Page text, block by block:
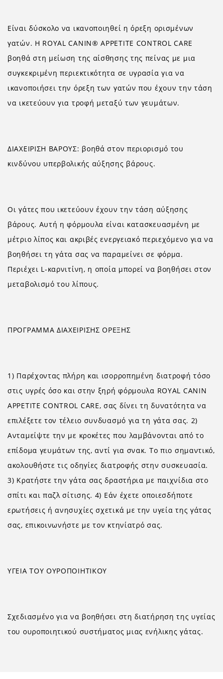
Είναι δύσκολο να ικανοποιηθεί η όρεξη ορισμένων
γατών. Η ROYAL CANIN® APPETITE CONTROL CARE
βοηθά στη μείωση της αίσθησης της πείνας με μια
συγκεκριμένη περιεκτικότητα σε υγρασία για να
ικανοποιήσει την όρεξη των γατών που έχουν την τάση
να ικετεύουν για τροφή μεταξύ των γευμάτων.
ΔΙΑΧΕΙΡΙΣΗ ΒΑΡΟΥΣ: βοηθά στον περιορισμό του
κινδύνου υπερβολικής αύξησης βάρους.
Οι γάτες που ικετεύουν έχουν την τάση αύξησης
βάρους. Αυτή η φόρμουλα είναι κατασκευασμένη με
μέτριο λίπος και ακριβές ενεργειακό περιεχόμενο για να
βοηθήσει τη γάτα σας να παραμείνει σε φόρμα.
Περιέχει L-καρνιτίνη, η οποία μπορεί να βοηθήσει στον
μεταβολισμό του λίπους.
ΠΡΟΓΡΑΜΜΑ ΔΙΑΧΕΙΡΙΣΗΣ ΟΡΕΞΗΣ
1) Παρέχοντας πλήρη και ισορροπημένη διατροφή τόσο
στις υγρές όσο και στην ξηρή φόρμουλα ROYAL CANIN
APPETITE CONTROL CARE, σας δίνει τη δυνατότητα να
επιλέξετε τον τέλειο συνδυασμό για τη γάτα σας. 2)
Ανταμείψτε την με κροκέτες που λαμβάνονται από το
επίδομα γευμάτων της, αντί για σνακ. Το πιο σημαντικό,
ακολουθήστε τις οδηγίες διατροφής στην συσκευασία.
3) Κρατήστε την γάτα σας δραστήρια με παιχνίδια στο
σπίτι και παζλ σίτισης. 4) Εάν έχετε οποιεσδήποτε
ερωτήσεις ή ανησυχίες σχετικά με την υγεία της γάτας
σας, επικοινωνήστε με τον κτηνίατρό σας.
ΥΓΕΙΑ ΤΟΥ ΟΥΡΟΠΟΙΗΤΙΚΟΥ
Σχεδιασμένο για να βοηθήσει στη διατήρηση της υγείας
του ουροποιητικού συστήματος μιας ενήλικης γάτας.